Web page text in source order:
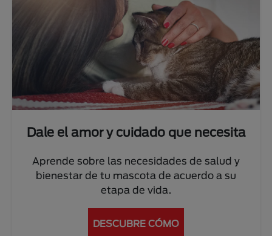
Next
Dale el amor y cuidado que necesita
Aprende sobre las necesidades de salud y
bienestar de tu mascota de acuerdo a su
etapa de vida.
DESCUBRE CÓMO